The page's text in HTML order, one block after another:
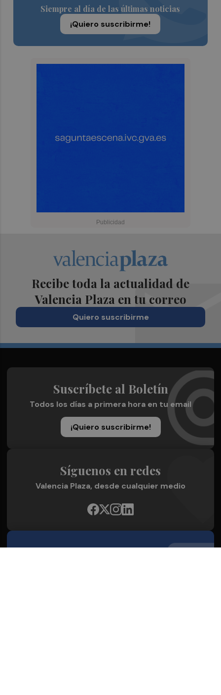
Siempre al día de las últimas noticias
¡Quiero suscribirme!
Recibe toda la actualidad de
Valencia Plaza en tu correo
Quiero suscribirme
Suscríbete al Boletín
Todos los días a primera hora en tu email
¡Quiero suscribirme!
Síguenos en redes
Valencia Plaza, desde cualquier medio
Quienes Somos